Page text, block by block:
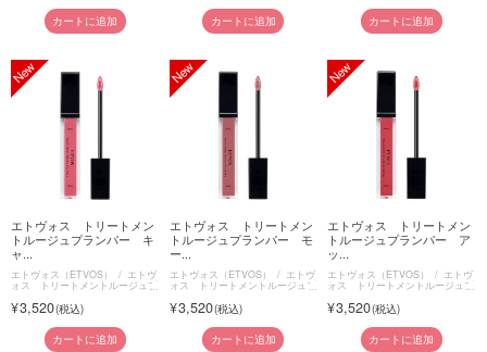
カートに追加 カートに追加 カートに追加
エトヴォス トリートメン
トルージュプランパー キ
ャ...
エトヴォス（ETVOS） エトヴ
ォス トリートメントルージュプ
3,520
カートに追加
エトヴォス トリートメン
トルージュプランパー モ
ー...
エトヴォス（ETVOS） エトヴ
ォス トリートメントルージュプ
3,520
カートに追加
エトヴォス トリートメン
トルージュプランパー ア
ッ...
エトヴォス（ETVOS） エトヴ
ォス トリートメントルージュプ
3,520
カートに追加